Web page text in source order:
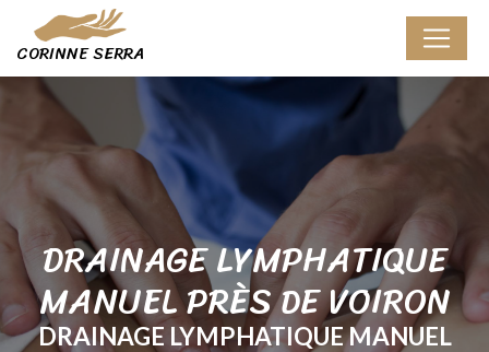
CORINNE SERRA
DRAINAGE LYMPHATIQUE
MANUEL PRÈS DE VOIRON
DRAINAGE LYMPHATIQUE MANUEL
Panneau de gestion des cookies